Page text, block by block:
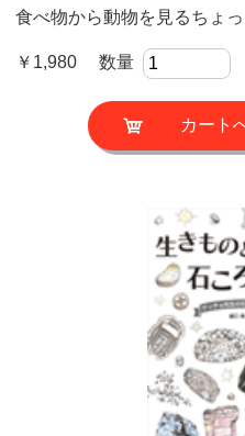
食べ物から動物を見るちょ
￥1,980 数量